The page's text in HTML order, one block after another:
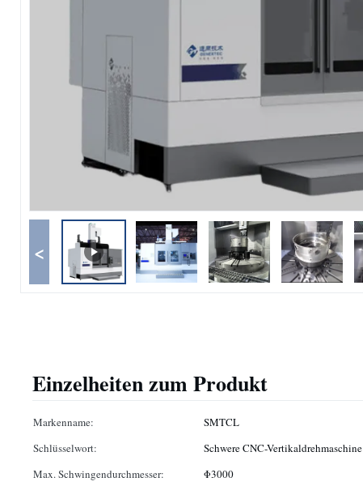
<
Einzelheiten zum Produkt
Markenname: SMTCL
Schlüsselwort:
Schwere CNC-Vertikaldrehmaschine
Max. Schwingendurchmesser:
Φ3000